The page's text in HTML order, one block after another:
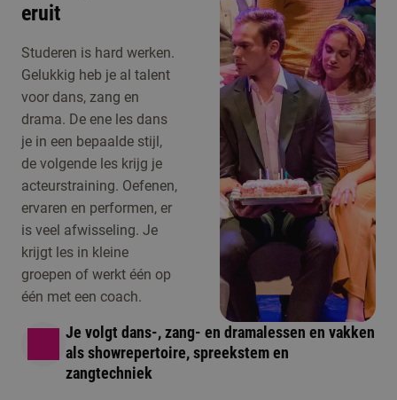
eruit
Studeren is hard werken.
Gelukkig heb je al talent
voor dans, zang en
drama. De ene les dans
je in een bepaalde stijl,
de volgende les krijg je
acteurstraining. Oefenen,
ervaren en performen, er
is veel afwisseling. Je
krijgt les in kleine
groepen of werkt één op
één met een coach.
Je volgt dans-, zang- en dramalessen en vakken
als showrepertoire, spreekstem en
zangtechniek